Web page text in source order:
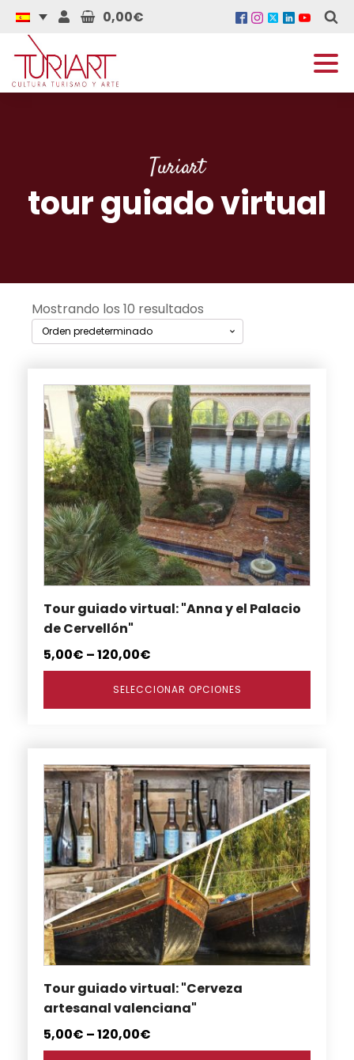
0,00€
Turiart
tour guiado virtual
Mostrando los 10 resultados
Tour guiado virtual: "Anna y el Palacio
de Cervellón"
5,00€ –120,00€
SELECCIONAR OPCIONES
Este
producto
tiene
múltiples
variantes.
Las
opciones
se
pueden
elegir
en
la
página
de
producto
Tour guiado virtual: "Cerveza
artesanal valenciana"
5,00€ –120,00€
Este
producto
tiene
múltiples
variantes.
Las
opciones
se
pueden
elegir
en
la
página
de
producto